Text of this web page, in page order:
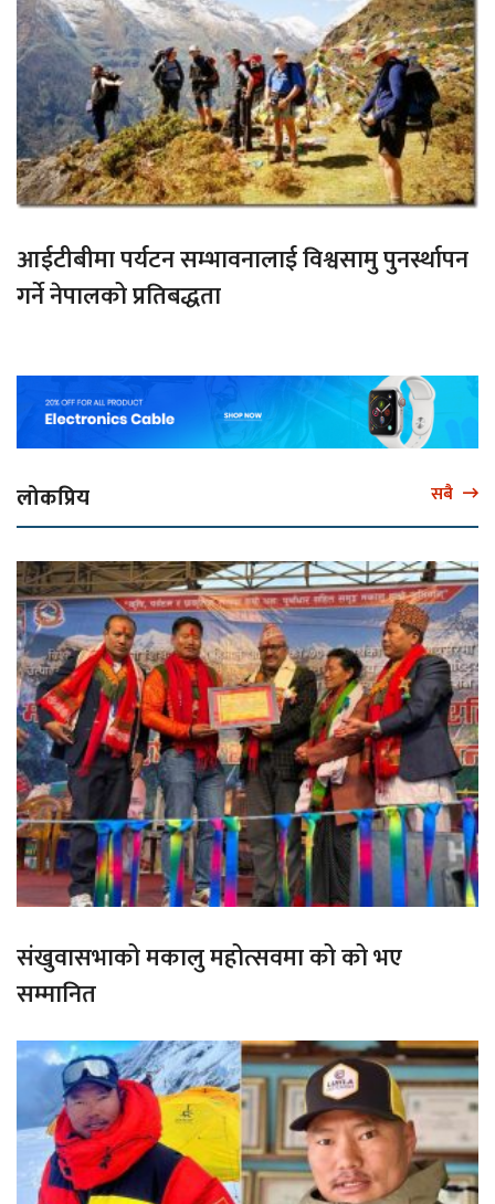
आईटीबीमा पर्यटन सम्भावनालाई विश्वसामु पुनर्स्थापन
गर्ने नेपालको प्रतिबद्धता
लोकप्रिय सबै
संखुवासभाको मकालु महोत्सवमा को को भए
सम्मानित